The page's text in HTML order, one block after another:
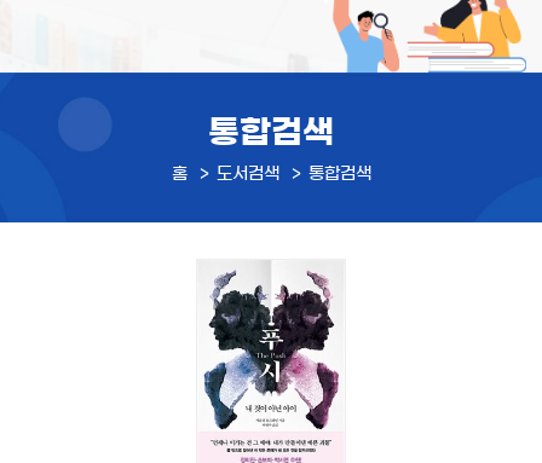
통합검색
홈 도서검색 통합검색